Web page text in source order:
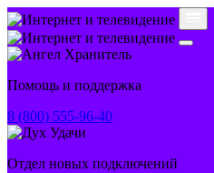
Помощь и поддержка
8 (800) 555-96-40
Отдел новых подключений